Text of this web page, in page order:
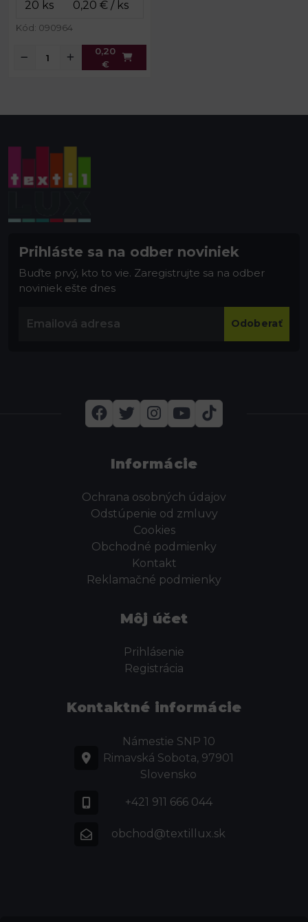
Kód: 090964
0,20
€
Prihláste sa na odber noviniek
Buďte prvý, kto to vie. Zaregistrujte sa na odber
noviniek ešte dnes
Odoberať
Informácie
Ochrana osobných údajov
Odstúpenie od zmluvy
Cookies
Obchodné podmienky
Kontakt
Reklamačné podmienky
Môj účet
Prihlásenie
Registrácia
Kontaktné informácie
Námestie SNP 10
Rimavská Sobota, 97901
Slovensko
+421 911 666 044
obchod@textillux.sk